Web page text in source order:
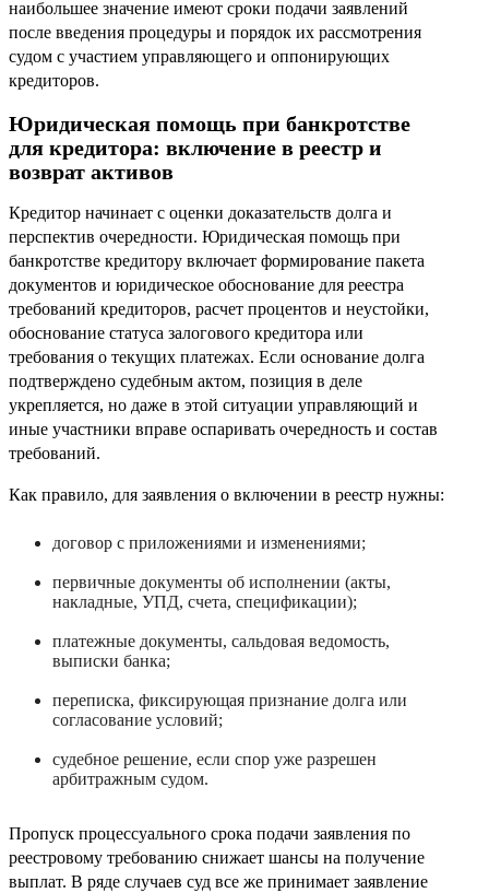
наибольшее значение имеют сроки подачи заявлений
после введения процедуры и порядок их рассмотрения
судом с участием управляющего и оппонирующих
кредиторов.
Юридическая помощь при банкротстве
для кредитора: включение в реестр и
возврат активов
Кредитор начинает с оценки доказательств долга и
перспектив очередности. Юридическая помощь при
банкротстве кредитору включает формирование пакета
документов и юридическое обоснование для реестра
требований кредиторов, расчет процентов и неустойки,
обоснование статуса залогового кредитора или
требования о текущих платежах. Если основание долга
подтверждено судебным актом, позиция в деле
укрепляется, но даже в этой ситуации управляющий и
иные участники вправе оспаривать очередность и состав
требований.
Как правило, для заявления о включении в реестр нужны:
договор с приложениями и изменениями;
первичные документы об исполнении (акты,
накладные, УПД, счета, спецификации);
платежные документы, сальдовая ведомость,
выписки банка;
переписка, фиксирующая признание долга или
согласование условий;
судебное решение, если спор уже разрешен
арбитражным судом.
Пропуск процессуального срока подачи заявления по
реестровому требованию снижает шансы на получение
выплат. В ряде случаев суд все же принимает заявление